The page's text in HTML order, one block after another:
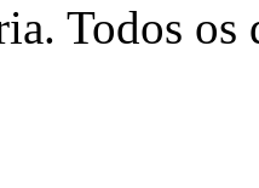
Todos os